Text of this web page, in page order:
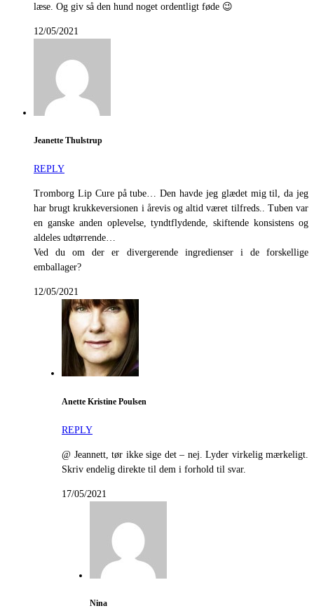
læse. Og giv så den hund noget ordentligt føde 😉
12/05/2021
Jeanette Thulstrup
REPLY
Tromborg Lip Cure på tube… Den havde jeg glædet mig til, da jeg
har brugt krukkeversionen i årevis og altid været tilfreds.. Tuben var
en ganske anden oplevelse, tyndtflydende, skiftende konsistens og
aldeles udtørrende…
Ved du om der er divergerende ingredienser i de forskellige
emballager?
12/05/2021
Anette Kristine Poulsen
REPLY
@ Jeannett, tør ikke sige det – nej. Lyder virkelig mærkeligt.
Skriv endelig direkte til dem i forhold til svar.
17/05/2021
Nina